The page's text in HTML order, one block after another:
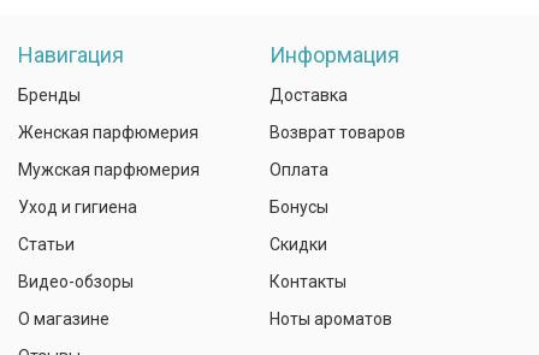
Навигация
Бренды
Женская парфюмерия
Мужская парфюмерия
Уход и гигиена
Статьи
Видео-обзоры
О магазине
Информация
Доставка
Возврат товаров
Оплата
Бонусы
Скидки
Контакты
Ноты ароматов